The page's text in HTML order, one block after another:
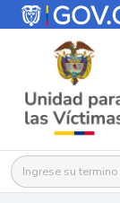
Buscar: